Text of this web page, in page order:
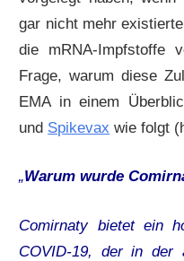
gar nicht mehr
die mRNA-Impfstoffe
Frage, warum diese
EMA in einem
und Spikevax wie folgt
„Warum wurde
Comirnaty bietet ein
COVID-19, der in der